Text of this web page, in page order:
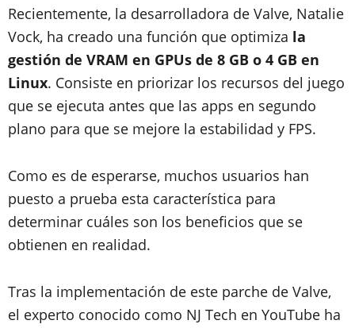
Recientemente, la desarrolladora de Valve, Natalie
Vock, ha creado una función que optimiza la
gestión de VRAM en GPUs de 8 GB o 4 GB en
Linux. Consiste en priorizar los recursos del juego
que se ejecuta antes que las apps en segundo
plano para que se mejore la estabilidad y FPS.
Como es de esperarse, muchos usuarios han
puesto a prueba esta característica para
determinar cuáles son los beneficios que se
obtienen en realidad.
Tras la implementación de este parche de Valve,
el experto conocido como NJ Tech en YouTube ha